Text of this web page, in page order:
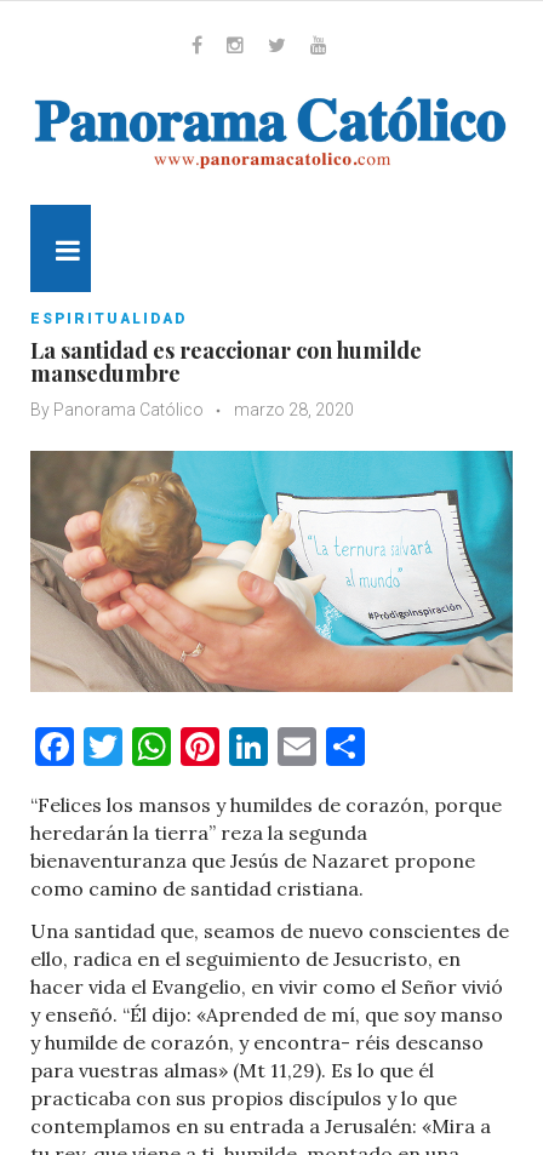
ESPIRITUALIDAD
La santidad es reaccionar con humilde
mansedumbre
By Panorama Católico marzo 28, 2020
Facebook
Twitter
WhatsApp
Pinterest
LinkedIn
Email
“Felices los mansos y humildes de corazón, porque
heredarán la tierra” reza la segunda
bienaventuranza que Jesús de Nazaret propone
como camino de santidad cristiana.
Una santidad que, seamos de nuevo conscientes de
ello, radica en el seguimiento de Jesucristo, en
hacer vida el Evangelio, en vivir como el Señor vivió
y enseñó. “Él dijo: «Aprended de mí, que soy manso
y humilde de corazón, y encontra- réis descanso
para vuestras almas» (Mt 11,29). Es lo que él
practicaba con sus propios discípulos y lo que
contemplamos en su entrada a Jerusalén: «Mira a